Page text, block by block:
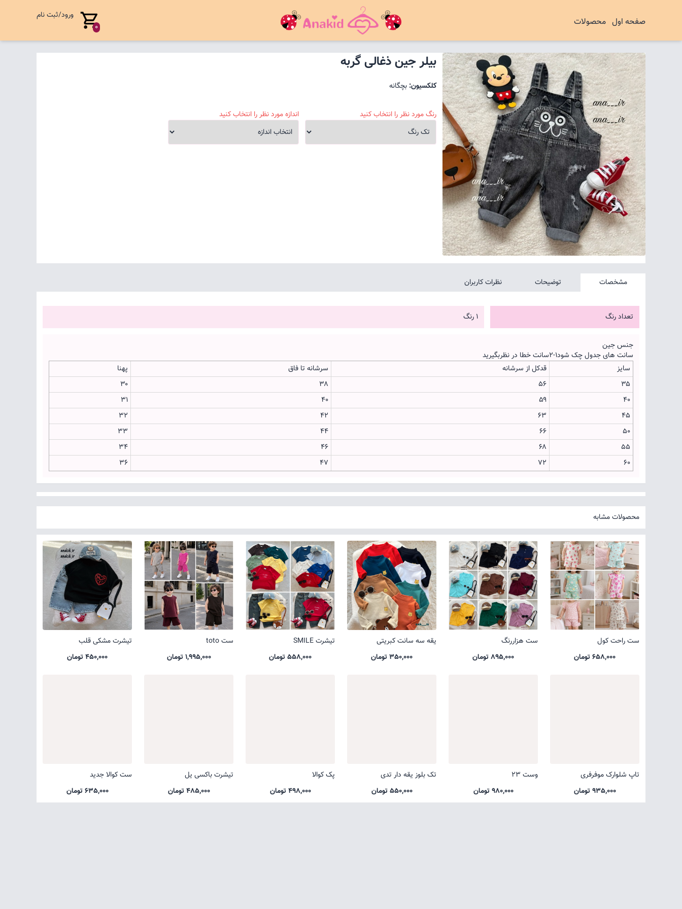
صفحه اول محصولات 0
ورود/ثبت نام
بیلر جین ذغالی گربه
کلکسیون: بچگانه
رنگ مورد نظر را انتخاب کنید اندازه مورد نظر را انتخاب کنید
مشخصات توضیحات نظرات کاربران
تعداد رنگ 1 رنگ
جنس جین
سانت های جدول چک شود۱-۲سانت خطا در نظربگیرید
سایز
قدکل از سرشانه سرشانه تا فاق
پهنا
۳۵
۵۶ ۳۸
۳۰
۴۰
۵۹ ۴۰
۳۱
۴۵
۶۳ ۴۲
۳۲
۵۰
۶۶ ۴۴
۳۳
۵۵
۶۸ ۴۶
۳۴
۶۰
۷۲ ۴۷ ۳۶
محصولات مشابه
ست راحت کول
658,000 تومان
ست هزاررنگ
895,000 تومان
یقه سه سانت کبریتی
350,000 تومان
تیشرت SMILE
558,000 تومان
ست toto
1,995,000 تومان
تیشرت مشکی قلب
450,000 تومان
تاپ شلوارک موفرفری
935,000 تومان
وست 23
980,000 تومان
تک بلوز یقه دار تدی
550,000 تومان
پک کوالا
498,000 تومان
تیشرت باکسی یل
485,000 تومان
ست کوالا جدید
635,000 تومان